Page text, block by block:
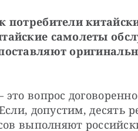
самолеты
вопрос
допустим, десять
выполняют